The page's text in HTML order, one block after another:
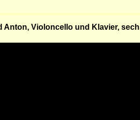
Anton, Violoncello und Klavier,